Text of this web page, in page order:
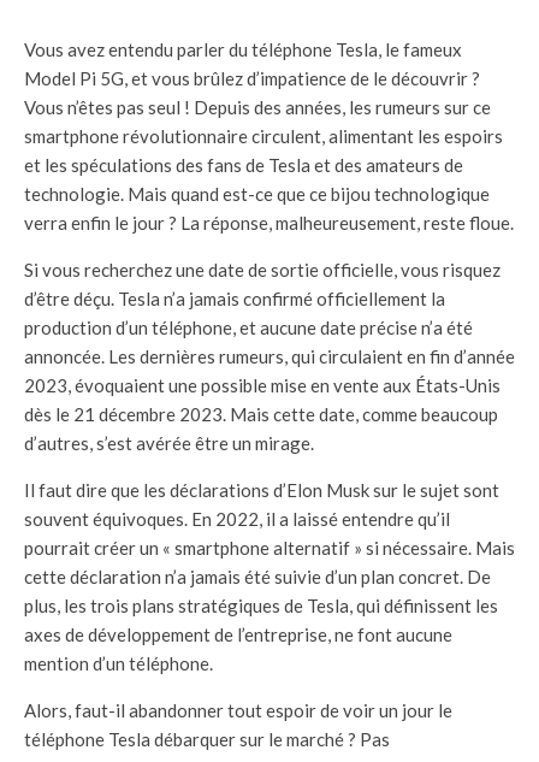
Vous avez entendu parler du téléphone Tesla, le fameux
Model Pi 5G, et vous brûlez d’impatience de le découvrir ?
Vous n’êtes pas seul ! Depuis des années, les rumeurs sur ce
smartphone révolutionnaire circulent, alimentant les espoirs
et les spéculations des fans de Tesla et des amateurs de
technologie. Mais quand est-ce que ce bijou technologique
verra enfin le jour ? La réponse, malheureusement, reste floue.
Si vous recherchez une date de sortie officielle, vous risquez
d’être déçu. Tesla n’a jamais confirmé officiellement la
production d’un téléphone, et aucune date précise n’a été
annoncée. Les dernières rumeurs, qui circulaient en fin d’année
2023, évoquaient une possible mise en vente aux États-Unis
dès le 21 décembre 2023. Mais cette date, comme beaucoup
d’autres, s’est avérée être un mirage.
Il faut dire que les déclarations d’Elon Musk sur le sujet sont
souvent équivoques. En 2022, il a laissé entendre qu’il
pourrait créer un « smartphone alternatif » si nécessaire. Mais
cette déclaration n’a jamais été suivie d’un plan concret. De
plus, les trois plans stratégiques de Tesla, qui définissent les
axes de développement de l’entreprise, ne font aucune
mention d’un téléphone.
Alors, faut-il abandonner tout espoir de voir un jour le
téléphone Tesla débarquer sur le marché ? Pas